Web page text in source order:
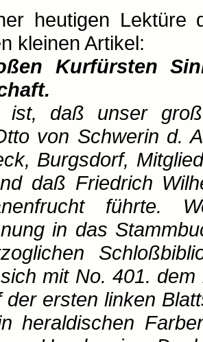
heutigen Lektüre
kleinen Artikel:
Kurfürsten
ist, daß unser
von Schwerin d.
Burgsdorf,
daß Friedrich
führte.
in das
mit No. 401.
der ersten linken
heraldischen